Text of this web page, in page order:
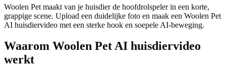
Woolen Pet maakt van je huisdier de hoofdrolspeler in een korte,
grappige scene. Upload een duidelijke foto en maak een Woolen Pet
AI huisdiervideo met een sterke hook en soepele AI-beweging.
Waarom Woolen Pet AI huisdiervideo
werkt